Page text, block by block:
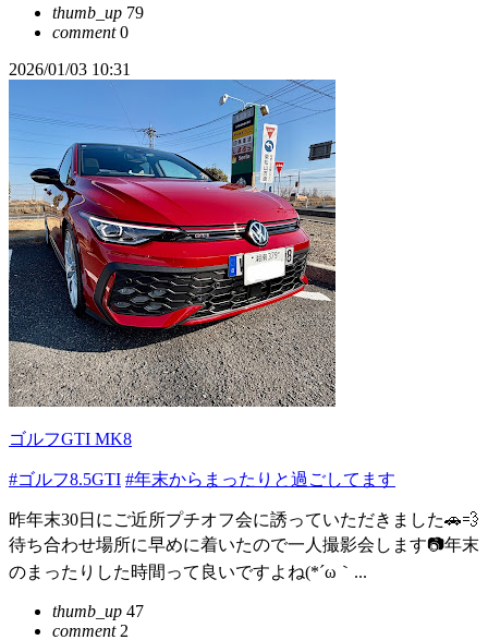
thumb_up 79
comment0
2026/01/03 10:31
ゴルフGTI MK8
#ゴルフ8.5GTI #年末からまったりと過ごしてます
昨年末30日にご近所プチオフ会に誘っていただきました🚗💨
待ち合わせ場所に早めに着いたので一人撮影会します📷年末
のまったりした時間って良いですよね(*´ω｀...
thumb_up 47
comment2